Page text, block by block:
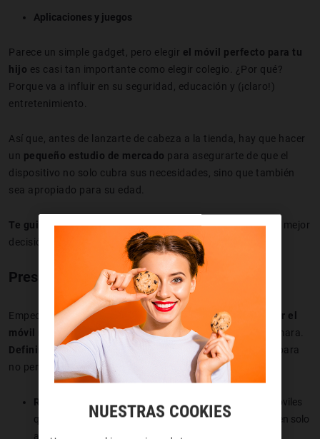
Aplicaciones y juegos
Parece un simple gadget, pero elegir el móvil perfecto para tu
hijo es casi tan importante como elegir colegio. ¿Por qué?
Porque va a influir en su seguridad, educación y (¡claro!)
entretenimiento.
Así que, antes de lanzarte de cabeza a la tienda, hay que hacer
un pequeño estudio de mercado para asegurarte de que el
dispositivo no solo cubra sus necesidades, sino que también
sea apropiado para su edad.
Te guiamos en esta aventura tecnológicay que tomes la mejor
decisión sin acabar con dolor de cabeza. ¡Vamos allá!
Presupuesto de un móvil para tu hijo
Empecemos por lo más básico.No es buena idea comprar el
móvil más caro porque es bonito o porque tiene triple cámara.
Definir tu presupuesto es clave
, y aquí van algunos tips para
no perderte entre ceros:
Rango de precios: decide cuánto quieres gastar. Hay móviles
que cuestan lo mismo que un juguete, y otros que parecen solo
al alcance de millonarios.
NUESTRAS COOKIES